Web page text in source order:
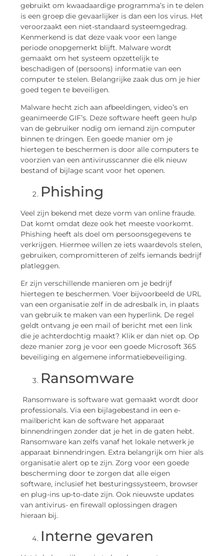
gebruikt om kwaadaardige programma’s in te delen
is een groep die gevaarlijker is dan een los virus. Het
veroorzaakt een niet-standaard systeemgedrag.
Kenmerkend is dat deze vaak voor een lange
periode onopgemerkt blijft. Malware wordt
gemaakt om het systeem opzettelijk te
beschadigen of (persoons) informatie van een
computer te stelen. Belangrijke zaak dus om je hier
goed tegen te beveiligen.
Malware hecht zich aan afbeeldingen, video’s en
geanimeerde GIF’s. Deze software heeft geen hulp
van de gebruiker nodig om iemand zijn computer
binnen te dringen. Een goede manier om je
hiertegen te beschermen is door alle computers te
voorzien van een antivirusscanner die elk nieuw
bestand of bijlage scant voor het openen.
Phishing
Veel zijn bekend met deze vorm van online fraude.
Dat komt omdat deze ook het meeste voorkomt.
Phishing heeft als doel om persoonsgegevens te
verkrijgen. Hiermee willen ze iets waardevols stelen,
gebruiken, compromitteren of zelfs iemands bedrijf
platleggen.
Er zijn verschillende manieren om je bedrijf
hiertegen te beschermen. Voer bijvoorbeeld de URL
van een organisatie zelf in de adresbalk in, in plaats
van gebruik te maken van een hyperlink. De regel
geldt ontvang je een mail of bericht met een link
die je achterdochtig maakt? Klik er dan niet op. Op
deze manier zorg je voor een goede Microsoft 365
beveiliging en algemene informatiebeveiliging.
Ransomware
Ransomware is software wat gemaakt wordt door
professionals. Via een bijlagebestand in een e-
mailbericht kan de software het apparaat
binnendringen zonder dat je het in de gaten hebt.
Ransomware kan zelfs vanaf het lokale netwerk je
apparaat binnendringen. Extra belangrijk om hier als
organisatie alert op te zijn. Zorg voor een goede
bescherming door te zorgen dat alle eigen
software, inclusief het besturingssysteem, browser
en plug-ins up-to-date zijn. Ook nieuwste updates
van antivirus- en firewall oplossingen dragen
hieraan bij.
Interne gevaren